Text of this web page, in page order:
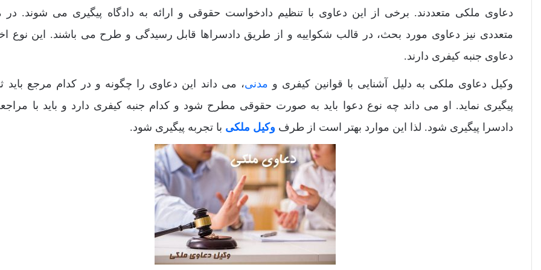
دعاوی ملکی متعددند. برخی از این دعاوی با تنظیم دادخواست حقوقی و ارائه به دادگاه پیگیری می شوند. در
متعددی نیز دعاوی مورد بحث، در قالب شکواییه و از طریق دادسراها قابل رسیدگی و طرح می باشند. این نوع
دعاوی جنبه کیفری دارند.
وکیل دعاوی ملکی به دلیل آشنایی با قوانین کیفری و مدنی، می داند این دعاوی را چگونه و در کدام مرجع باید
پیگیری نماید. او می داند چه نوع دعوا باید به صورت حقوقی مطرح شود و کدام جنبه کیفری دارد و باید با
دادسرا پیگیری شود. لذا این موارد بهتر است از طرف وکیل ملکی با تجربه پیگیری شود.